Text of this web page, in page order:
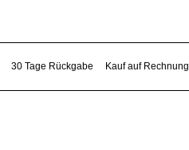
30 Tage Rückgabe Kauf auf Rechnung